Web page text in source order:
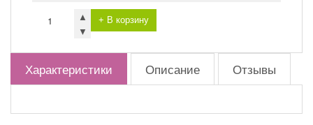
▲
▼
+ В корзину
Характеристики Описание Отзывы